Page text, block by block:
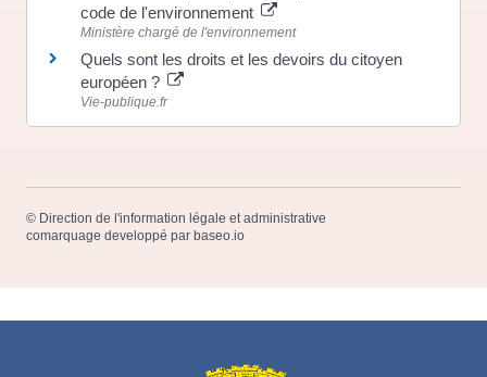
code de l'environnement
Ministère chargé de l'environnement
Quels sont les droits et les devoirs du citoyen
européen ?
Vie-publique.fr
© Direction de l'information légale et administrative
comarquage developpé par baseo.io